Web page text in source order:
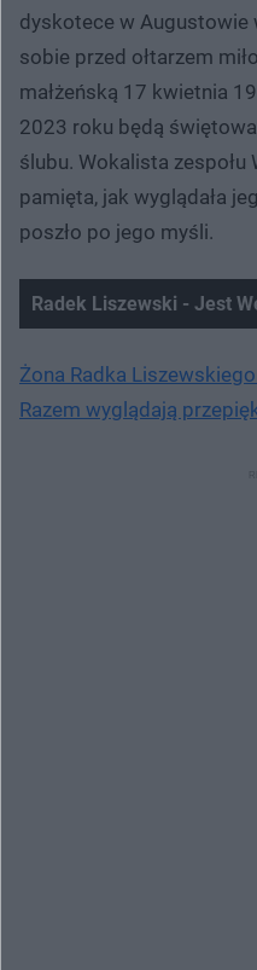
dyskotece w Augustowie
sobie przed ołtarzem
małżeńską 17 kwietnia
2023 roku będą
ślubu. Wokalista zespołu
pamięta, jak wyglądała
poszło po jego myśli.
Radek Liszewski - Jest
Żona Radka
Razem wyglądają